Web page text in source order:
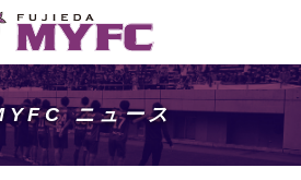
ニュース